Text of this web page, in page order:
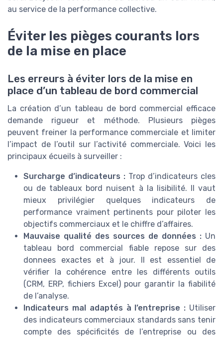
au service de la performance collective.
Éviter les pièges courants lors
de la mise en place
Les erreurs à éviter lors de la mise en
place d’un tableau de bord commercial
La création d’un tableau de bord commercial efficace
demande rigueur et méthode. Plusieurs pièges
peuvent freiner la performance commerciale et limiter
l’impact de l’outil sur l’activité commerciale. Voici les
principaux écueils à surveiller :
Surcharge d’indicateurs : Trop d’indicateurs cles
ou de tableaux bord nuisent à la lisibilité. Il vaut
mieux privilégier quelques indicateurs de
performance vraiment pertinents pour piloter les
objectifs commerciaux et le chiffre d’affaires.
Mauvaise qualité des sources de données : Un
tableau bord commercial fiable repose sur des
donnees exactes et à jour. Il est essentiel de
vérifier la cohérence entre les différents outils
(CRM, ERP, fichiers Excel) pour garantir la fiabilité
de l’analyse.
Indicateurs mal adaptés à l’entreprise : Utiliser
des indicateurs commerciaux standards sans tenir
compte des spécificités de l’entreprise ou des